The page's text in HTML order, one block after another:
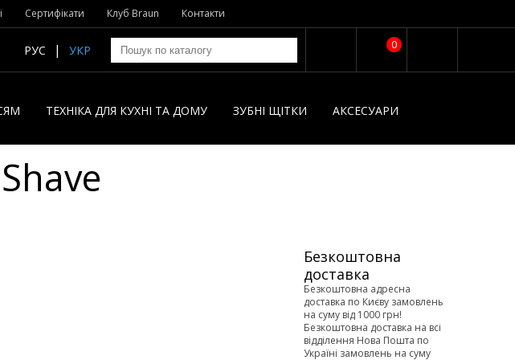
Сертифікати Клуб Braun Контакти
0
РУС УКР
ТЕХНІКА ДЛЯ КУХНІ ТА ДОМУ ЗУБНІ ЩІТКИ AКСЕСУАРИ
Безкоштовна
доставка
Безкоштовна адресна
доставка по Києву замовлень
на суму від 1000 грн!
Безкоштовна доставка на всі
відділення Нова Пошта по
Україні замовлень на суму